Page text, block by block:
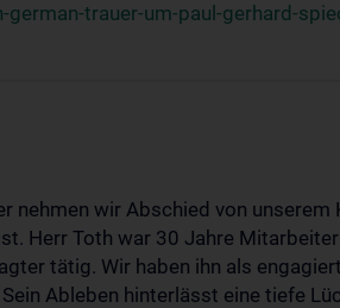
trauer-um-paul-gerhard-
nehmen wir Abschied von
Herr Toth war 30 Jahre
tätig. Wir haben ihn als
Ableben hinterlässt eine tiefe